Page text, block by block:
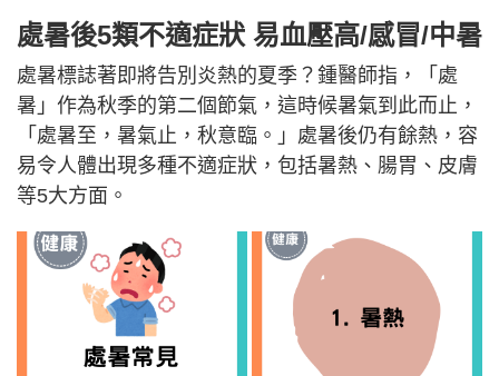
處暑後5類不適症狀 易血壓高/感冒/中暑
處暑標誌著即將告別炎熱的夏季？鍾醫師指，「處
暑」作為秋季的第二個節氣，這時候暑氣到此而止，
「處暑至，暑氣止，秋意臨。」處暑後仍有餘熱，容
易令人體出現多種不適症狀，包括暑熱、腸胃、皮膚
等5大方面。